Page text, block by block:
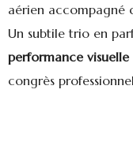
aérien accompagné
Un subtile trio en
performance visuelle
congrès